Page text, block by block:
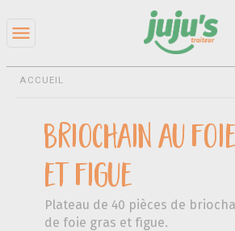
menu
ACCUEIL
Briochain au
et figue
Plateau de 40 pièces de
de foie gras et figue.